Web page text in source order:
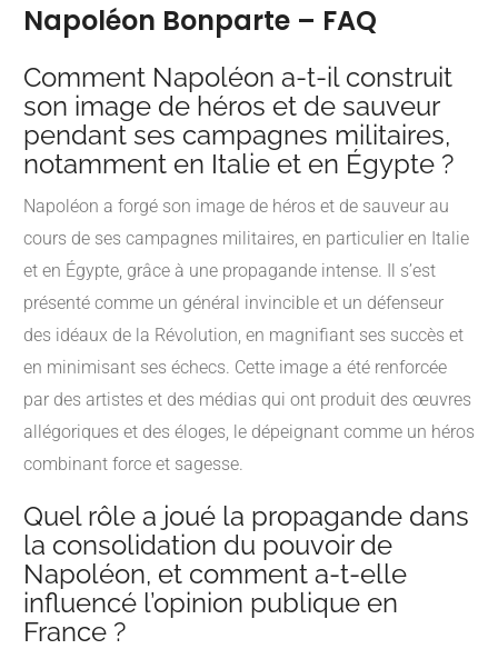
Napoléon Bonparte – FAQ
Comment Napoléon a-t-il construit
son image de héros et de sauveur
pendant ses campagnes militaires,
notamment en Italie et en Égypte ?
Napoléon a forgé son image de héros et de sauveur au
cours de ses campagnes militaires, en particulier en Italie
et en Égypte, grâce à une propagande intense. Il s’est
présenté comme un général invincible et un défenseur
des idéaux de la Révolution, en magnifiant ses succès et
en minimisant ses échecs. Cette image a été renforcée
par des artistes et des médias qui ont produit des œuvres
allégoriques et des éloges, le dépeignant comme un héros
combinant force et sagesse.
Quel rôle a joué la propagande dans
la consolidation du pouvoir de
Napoléon, et comment a-t-elle
influencé l’opinion publique en
France ?